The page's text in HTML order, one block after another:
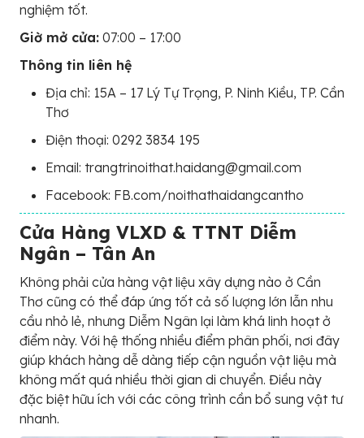
nghiệm tốt.
Giờ mở cửa: 07:00 – 17:00
Thông tin liên hệ
Địa chỉ: 15A – 17 Lý Tự Trọng, P. Ninh Kiều, TP. Cần
Thơ
Điện thoại: 0292 3834 195
Email: trangtrinoithat.haidang@gmail.com
Facebook: FB.com/noithathaidangcantho
Cửa Hàng VLXD & TTNT Diễm
Ngân – Tân An
Không phải cửa hàng vật liệu xây dựng nào ở Cần
Thơ cũng có thể đáp ứng tốt cả số lượng lớn lẫn nhu
cầu nhỏ lẻ, nhưng Diễm Ngân lại làm khá linh hoạt ở
điểm này. Với hệ thống nhiều điểm phân phối, nơi đây
giúp khách hàng dễ dàng tiếp cận nguồn vật liệu mà
không mất quá nhiều thời gian di chuyển. Điều này
đặc biệt hữu ích với các công trình cần bổ sung vật tư
nhanh.